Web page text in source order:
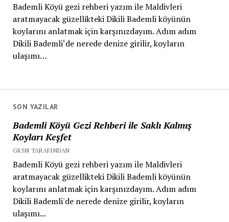
SON YAZILAR
Bademli Köyü Gezi Rehberi ile Saklı Kalmış
Koyları Keşfet
GKSN TARAFINDAN
Bademli Köyü gezi rehberi yazım ile Maldivleri
aratmayacak güzellikteki Dikili Bademli köyünün
koylarını anlatmak için karşınızdayım. Adım adım
Dikili Bademli'de nerede denize girilir, koyların
ulaşımı...
Bademli Köyü gezi rehberi yazım ile Maldivleri
aratmayacak güzellikteki Dikili Bademli köyünün
koylarını anlatmak için karşınızdayım. Adım adım
Dikili Bademli‘de nerede denize girilir, koyların
ulaşımı…